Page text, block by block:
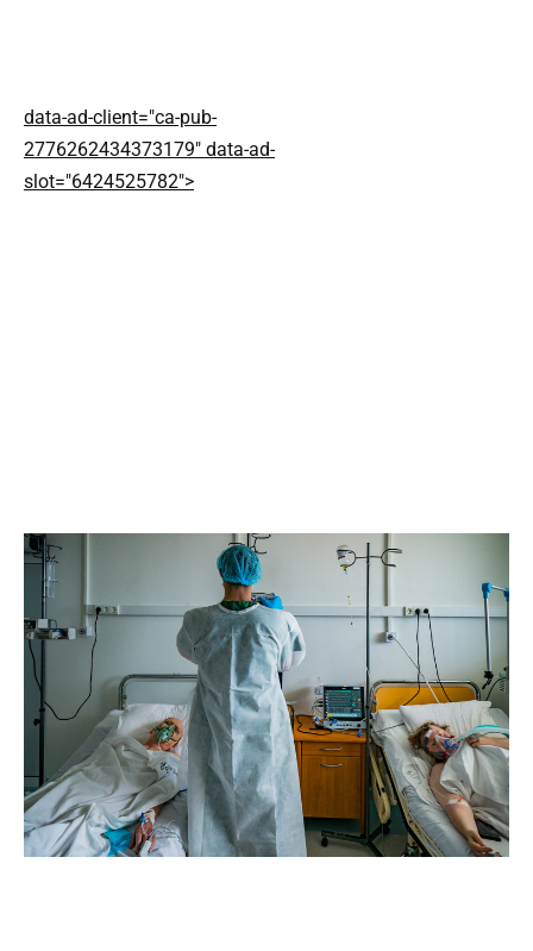
data-ad-client="ca-pub-
2776262434373179" data-ad-
slot="6424525782">